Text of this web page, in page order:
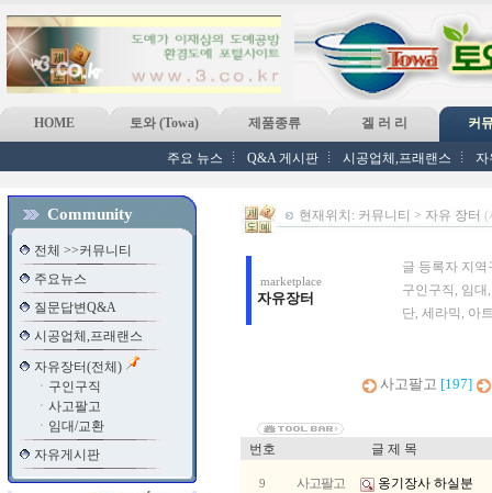
HOME 토와 (Towa) 제품종류 겔 러 리 커
주요 뉴스 Q&A 게시판 시공업체,프래랜스
Community
전체 >>커뮤니티
주요뉴스
질문답변Q&A
시공업체,프래랜스
자유장터(전체)
ㆍ 구인구직
ㆍ 사고팔고
ㆍ 임대/교환
자유게시판
현재위치: 커뮤니티 > 자유 장터 (
marketplace
자유장터
글 등록자 지
구인구직, 임
단, 세라믹, 아
사고팔고 [197]
번호 글 제 목
9 사고팔고 옹기장사 하실분